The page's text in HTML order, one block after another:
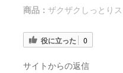
商品： ザクザクしっとり
役に立った 0
サイトからの返信